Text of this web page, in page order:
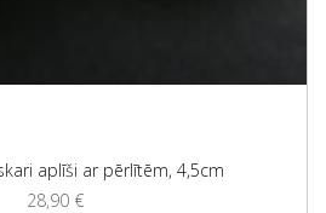
aplīši ar pērlītēm, 4,5cm
28,90 €